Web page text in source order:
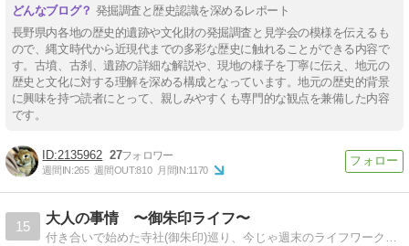
発掘調査と歴史認識を深めるレポート
長野県内各地の歴史的遺跡や文化財の発掘調査と見学会の模様を伝えるも
ので、縄文時代から近現代までの多彩な歴史に触れることができる内容で
す。古墳、古刹、遺跡の詳細な解説や、現地の様子を丁寧に伝え、地元の
歴史と文化に対する理解を深める構成となっています。地元の歴史的背景
に興味を持つ読者にとって、親しみやすくも専門的な観点を兼備した内容
です。
2135962 27
週間IN:265 週間OUT:810 月間IN:1170
15
大人の事情 〜御朱印ライフ〜
付き合いで始めた寺社(御朱印)巡り、今じゃ週末のライフワークになりました〜♪